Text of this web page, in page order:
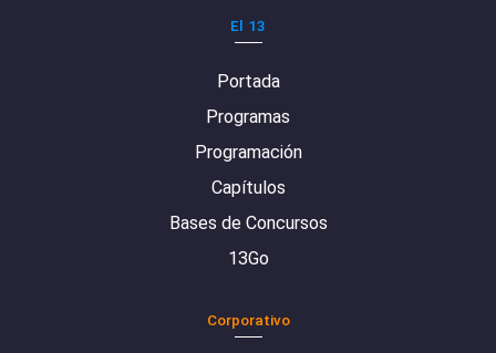
El 13
Portada
Programas
Programación
Capítulos
Bases de Concursos
13Go
Corporativo